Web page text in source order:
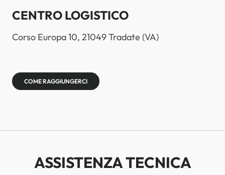
CENTRO LOGISTICO
Corso Europa 10, 21049 Tradate (VA)
COME RAGGIUNGERCI
ASSISTENZA TECNICA